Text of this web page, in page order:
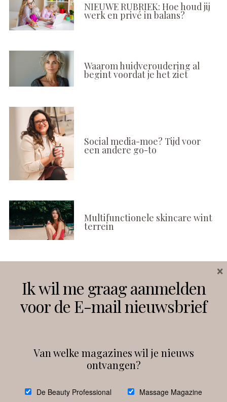
NIEUWE RUBRIEK: Hoe houd jij
werk en privé in balans?
Waarom huidveroudering al
begint voordat je het ziet
Social media-moe? Tijd voor
een andere go-to
Multifunctionele skincare wint
terrein
Instagram Facebook
debeautyprofessional
Ik wil me graag aanmelden
voor de E-mail nieuwsbrief
Van welke magazines wil je nieuws
ontvangen?
De Beauty Professional Massage Magazine
×